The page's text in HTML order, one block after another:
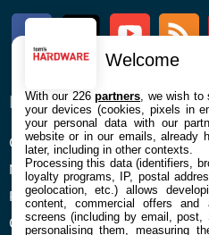
FacebookTwitter Youtube
ENTREPRISE
Confidentialité et Cookies
Mentions légales et CGU
Préférences Cookies
Qui sommes nous
Welcome
With our 226partners , we wish
your devices (cookies, pixels in
your personal data with our
website or in our emails, already
later, including in other contexts.
Processing this data (identifiers,
loyalty programs, IP, postal
geolocation, etc.) allows
content, commercial offers
screens (including by email, post,
personalising them, measuring